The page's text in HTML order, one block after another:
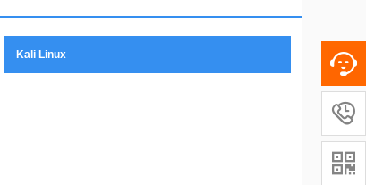
Kali Linux

